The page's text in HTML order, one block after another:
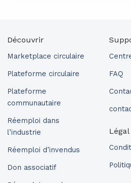
Découvrir
Marketplace circulaire
Plateforme circulaire
Plateforme
communautaire
Réemploi dans
l’industrie
Réemploi d’invendus
Don associatif
FAQ
Légal